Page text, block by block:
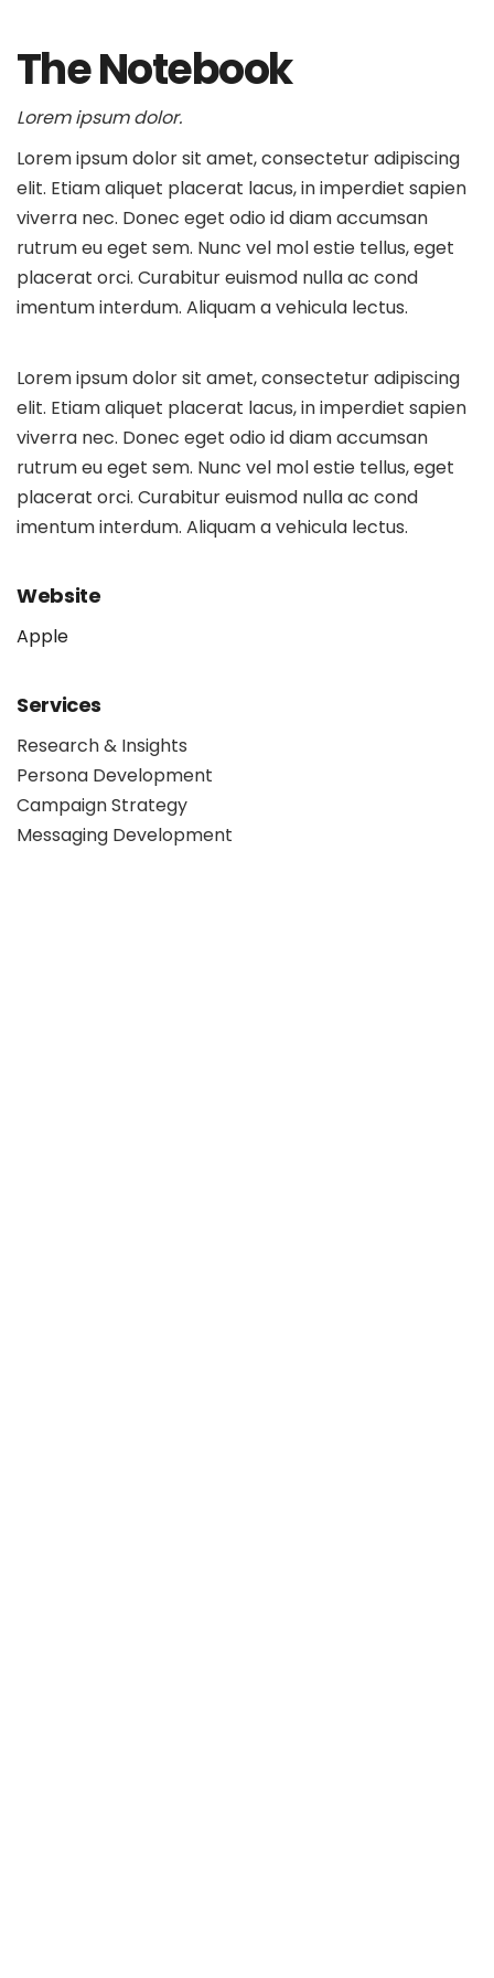
The Notebook
Lorem ipsum dolor.
Lorem ipsum dolor sit amet, consectetur adipiscing
elit. Etiam aliquet placerat lacus, in imperdiet sapien
viverra nec. Donec eget odio id diam accumsan
rutrum eu eget sem. Nunc vel mol estie tellus, eget
placerat orci. Curabitur euismod nulla ac cond
imentum interdum. Aliquam a vehicula lectus.
Lorem ipsum dolor sit amet, consectetur adipiscing
elit. Etiam aliquet placerat lacus, in imperdiet sapien
viverra nec. Donec eget odio id diam accumsan
rutrum eu eget sem. Nunc vel mol estie tellus, eget
placerat orci. Curabitur euismod nulla ac cond
imentum interdum. Aliquam a vehicula lectus.
Website
Apple
Services
Research & Insights
Persona Development
Campaign Strategy
Messaging Development